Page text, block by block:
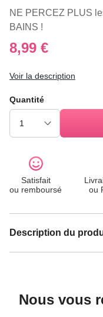
NE PERCEZ PLUS
BAINS !
8,99 €
Voir la description
Quantité
Satisfait
ou remboursé
ou
Description du
Nous vous